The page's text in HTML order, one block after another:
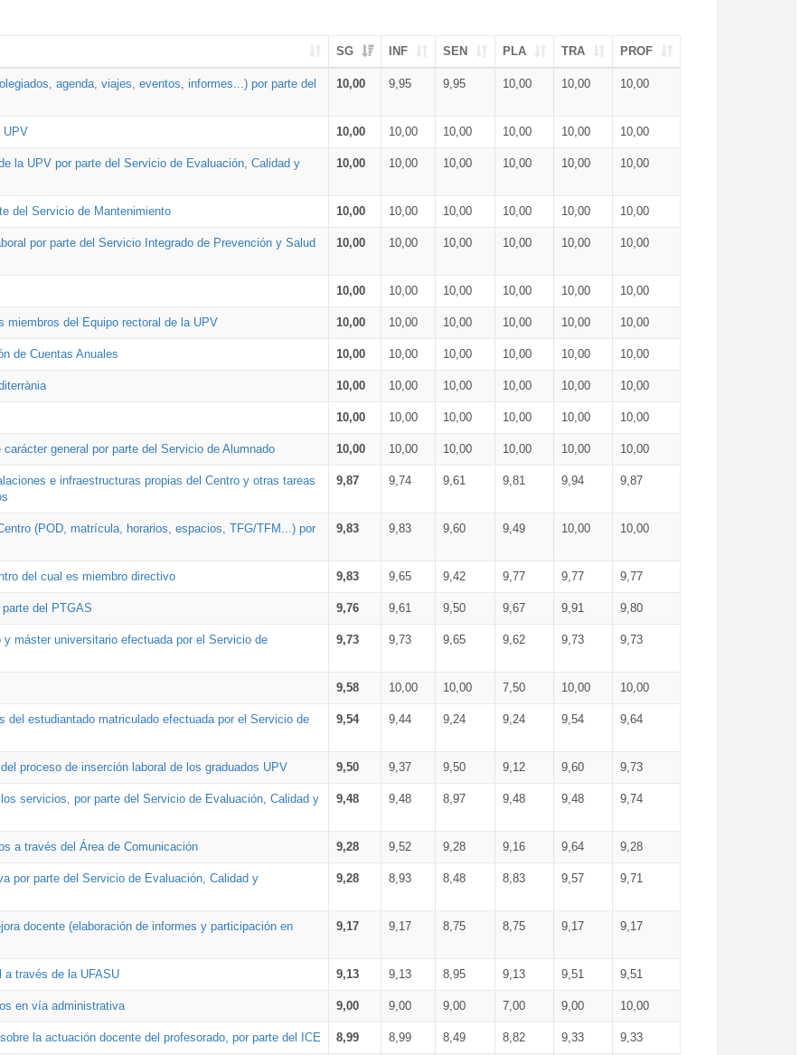
SG INF SEN PLA TRA PROF
agenda, viajes, eventos, informes...) por parte del 10,00 9,95 9,95 10,00 10,00 10,00
UPV 10,00 10,00 10,00 10,00 10,00 10,00
la UPV por parte del Servicio de Evaluación, Calidad y 10,00 10,00 10,00 10,00 10,00 10,00
del Servicio de Mantenimiento 10,00 10,00 10,00 10,00 10,00 10,00
por parte del Servicio Integrado de Prevención y Salud 10,00 10,00 10,00 10,00 10,00 10,00
10,00 10,00 10,00 10,00 10,00 10,00
del Equipo rectoral de la UPV 10,00 10,00 10,00 10,00 10,00 10,00
de Cuentas Anuales 10,00 10,00 10,00 10,00 10,00 10,00
10,00 10,00 10,00 10,00 10,00 10,00
10,00 10,00 10,00 10,00 10,00 10,00
general por parte del Servicio de Alumnado 10,00 10,00 10,00 10,00 10,00 10,00
e infraestructuras propias del Centro y otras tareas
9,87 9,74 9,61 9,81 9,94 9,87
(POD, matrícula, horarios, espacios, TFG/TFM...) por 9,83 9,83 9,60 9,49 10,00 10,00
del cual es miembro directivo 9,83 9,65 9,42 9,77 9,77 9,77
del PTGAS 9,76 9,61 9,50 9,67 9,91 9,80
máster universitario efectuada por el Servicio de 9,73 9,73 9,65 9,62 9,73 9,73
9,58 10,00 10,00 7,50 10,00 10,00
del estudiantado matriculado efectuada por el Servicio de 9,54 9,44 9,24 9,24 9,54 9,64
proceso de inserción laboral de los graduados UPV 9,50 9,37 9,50 9,12 9,60 9,73
servicios, por parte del Servicio de Evaluación, Calidad y 9,48 9,48 8,97 9,48 9,48 9,74
a través del Área de Comunicación 9,28 9,52 9,28 9,16 9,64 9,28
por parte del Servicio de Evaluación, Calidad y 9,28 8,93 8,48 8,83 9,57 9,71
docente (elaboración de informes y participación en 9,17 9,17 8,75 8,75 9,17 9,17
a través de la UFASU 9,13 9,13 8,95 9,13 9,51 9,51
en vía administrativa 9,00 9,00 9,00 7,00 9,00 10,00
la actuación docente del profesorado, por parte del ICE 8,99 8,99 8,49 8,82 9,33 9,33